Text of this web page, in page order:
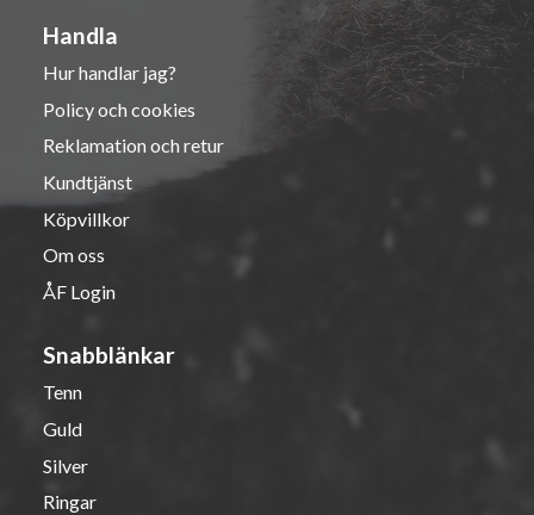
Handla
Hur handlar jag?
Policy och cookies
Reklamation och retur
Kundtjänst
Köpvillkor
Om oss
ÅF Login
Snabblänkar
Tenn
Guld
Silver
Ringar